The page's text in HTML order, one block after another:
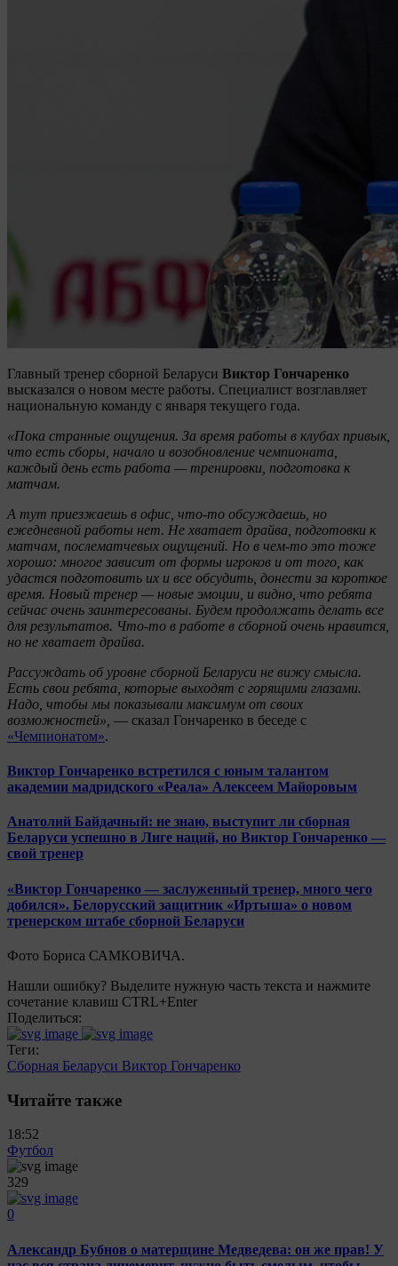
Главный тренер сборной Беларуси Виктор Гончаренко
высказался о новом месте работы. Специалист возглавляет
национальную команду с января текущего года.
«Пока странные ощущения. За время работы в клубах привык,
что есть сборы, начало и возобновление чемпионата,
каждый день есть работа — тренировки, подготовка к
матчам.
А тут приезжаешь в офис, что-то обсуждаешь, но
ежедневной работы нет. Не хватает драйва, подготовки к
матчам, послематчевых ощущений. Но в чем-то это тоже
хорошо: многое зависит от формы игроков и от того, как
удастся подготовить их и все обсудить, донести за короткое
время. Новый тренер — новые эмоции, и видно, что ребята
сейчас очень заинтересованы. Будем продолжать делать все
для результатов. Что-то в работе в сборной очень нравится,
но не хватает драйва.
Рассуждать об уровне сборной Беларуси не вижу смысла.
Есть свои ребята, которые выходят с горящими глазами.
Надо, чтобы мы показывали максимум от своих
возможностей», — сказал Гончаренко в беседе с
«Чемпионатом».
Виктор Гончаренко встретился с юным талантом
академии мадридского «Реала» Алексеем Майоровым
Анатолий Байдачный: не знаю, выступит ли сборная
Беларуси успешно в Лиге наций, но Виктор Гончаренко —
свой тренер
«Виктор Гончаренко — заслуженный тренер, много чего
добился». Белорусский защитник «Иртыша» о новом
тренерском штабе сборной Беларуси
Фото Бориса САМКОВИЧА.
Нашли ошибку? Выделите нужную часть текста и нажмите
сочетание клавиш CTRL+Enter
Поделиться:
Теги:
Сборная Беларуси Виктор Гончаренко
Читайте также
18:52
Футбол
329
0
Александр Бубнов о матерщине Медведева: он же прав! У